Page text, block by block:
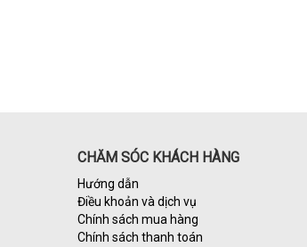
CHĂM SÓC KHÁCH HÀNG
Hướng dẫn
Điều khoản và dịch vụ
Chính sách mua hàng
Chính sách thanh toán